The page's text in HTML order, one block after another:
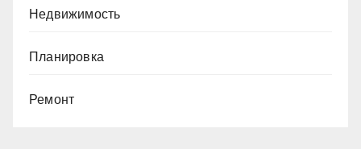
Недвижимость
Планировка
Ремонт